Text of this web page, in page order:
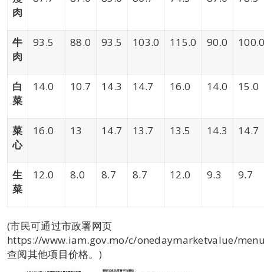
肉
牛
肉
93.5 88.0 93.5 103.0 115.0 90.0
白
菜
14.0 10.7 14.3 14.7 16.0 14.0 15.0
菜
心
16.0 13 14.7 13.7 13.5 14.3 14.7
生
菜
12.0 8.0 8.7 8.7 12.0 9.3 9.7
(市民可通过市政署网页
https://www.iam.gov.mo/c/onedaymarketvalue/
查阅其他项目价格。)